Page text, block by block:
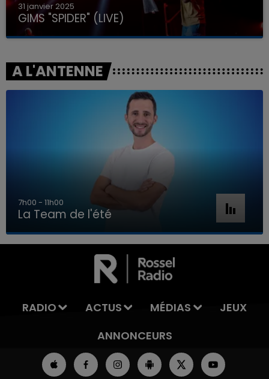
LA TEAM DE L'ÉTÉ
31 janvier 2025
GIMS "SPIDER" (LIVE)
A L'ANTENNE
7h00 - 11h00
La Team de l'été
RADIO ACTUS MÉDIAS
JEUX
ANNONCEURS